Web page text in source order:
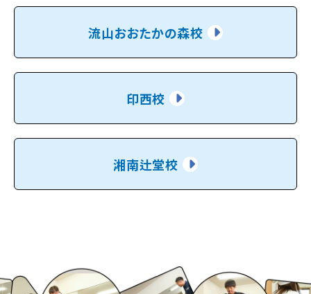
流山おおたかの森校
印西校
湘南辻堂校